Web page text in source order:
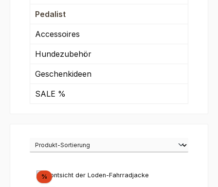
Pedalist
Accessoires
Hundezubehör
Geschenkideen
SALE %
%Rabatt